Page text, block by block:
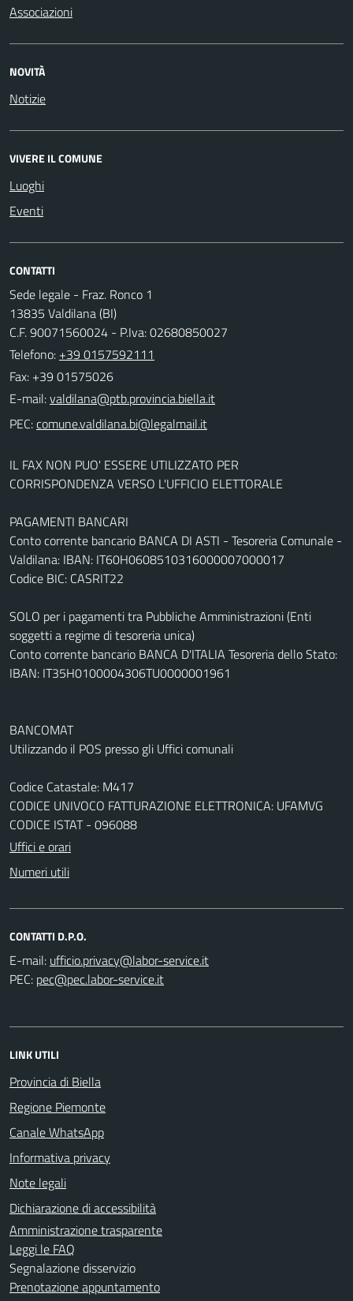
Associazioni
NOVITÀ
Notizie
VIVERE IL COMUNE
Luoghi
Eventi
CONTATTI
Sede legale - Fraz. Ronco 1
13835 Valdilana (BI)
C.F. 90071560024 - P.Iva: 02680850027
Telefono: +39 0157592111
Fax: +39 01575026
E-mail:
PEC:
IL FAX NON PUO' ESSERE UTILIZZATO PER
CORRISPONDENZA VERSO L'UFFICIO ELETTORALE
PAGAMENTI BANCARI
Conto corrente bancario BANCA DI ASTI - Tesoreria Comunale -
Valdilana: IBAN: IT60H0608510316000007000017
Codice BIC: CASRIT22
SOLO per i pagamenti tra Pubbliche Amministrazioni (Enti
soggetti a regime di tesoreria unica)
Conto corrente bancario BANCA D'ITALIA Tesoreria dello Stato:
IBAN: IT35H0100004306TU0000001961
BANCOMAT
Utilizzando il POS presso gli Uffici comunali
Codice Catastale: M417
CODICE UNIVOCO FATTURAZIONE ELETTRONICA: UFAMVG
CODICE ISTAT - 096088
Uffici e orari
Numeri utili
CONTATTI D.P.O.
E-mail:
PEC:
LINK UTILI
Provincia di Biella
Regione Piemonte
Canale WhatsApp
Informativa privacy
Note legali
Dichiarazione di accessibilità
Amministrazione trasparente
Leggi le FAQ
Segnalazione disservizio
Prenotazione appuntamento